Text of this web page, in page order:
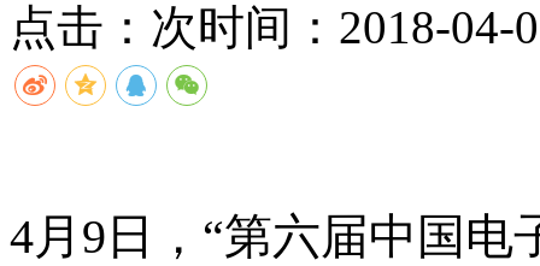
点击： 次时间：2018-04-
4月9日，“第六届中国电